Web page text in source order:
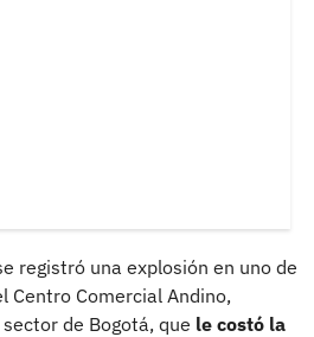
registró una explosión en uno de
Centro Comercial Andino,
de Bogotá, que le costó la